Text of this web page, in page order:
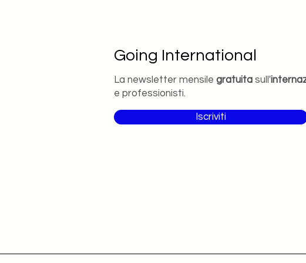
Going International
La newsletter mensile gratuitasull'
e professionisti.
Iscriviti